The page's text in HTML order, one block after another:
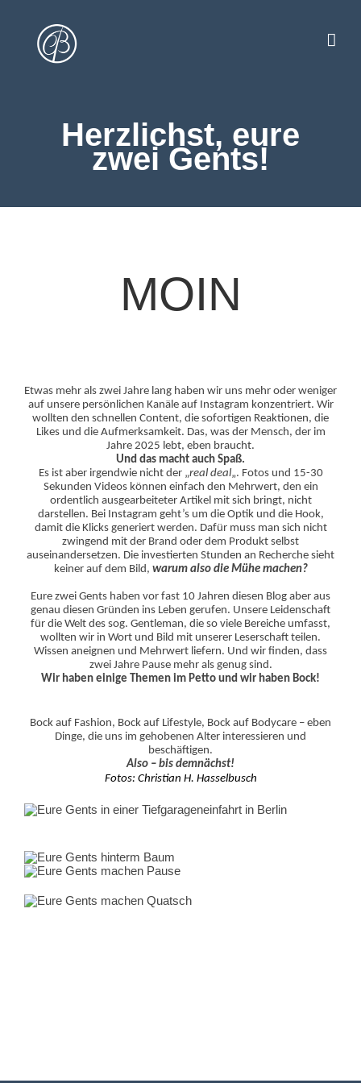
springen
Herzlichst, eure
zwei Gents!
MOIN
Etwas mehr als zwei Jahre lang haben wir uns mehr oder weniger
auf unsere persönlichen Kanäle auf Instagram konzentriert. Wir
wollten den schnellen Content, die sofortigen Reaktionen, die
Likes und die Aufmerksamkeit. Das, was der Mensch, der im
Jahre 2025 lebt, eben braucht.
Und das macht auch Spaß.
Es ist aber irgendwie nicht der „real deal„. Fotos und 15-30
Sekunden Videos können einfach den Mehrwert, den ein
ordentlich ausgearbeiteter Artikel mit sich bringt, nicht
darstellen. Bei Instagram geht’s um die Optik und die Hook,
damit die Klicks generiert werden. Dafür muss man sich nicht
zwingend mit der Brand oder dem Produkt selbst
auseinandersetzen. Die investierten Stunden an Recherche sieht
keiner auf dem Bild, warum also die Mühe machen?
Eure zwei Gents haben vor fast 10 Jahren diesen Blog aber aus
genau diesen Gründen ins Leben gerufen. Unsere Leidenschaft
für die Welt des sog. Gentleman, die so viele Bereiche umfasst,
wollten wir in Wort und Bild mit unserer Leserschaft teilen.
Wissen aneignen und Mehrwert liefern. Und wir finden, dass
zwei Jahre Pause mehr als genug sind.
Wir haben einige Themen im Petto und wir haben Bock!
Bock auf Fashion, Bock auf Lifestyle, Bock auf Bodycare – eben
Dinge, die uns im gehobenen Alter interessieren und
beschäftigen.
Also – bis demnächst!
Fotos: Christian H. Hasselbusch